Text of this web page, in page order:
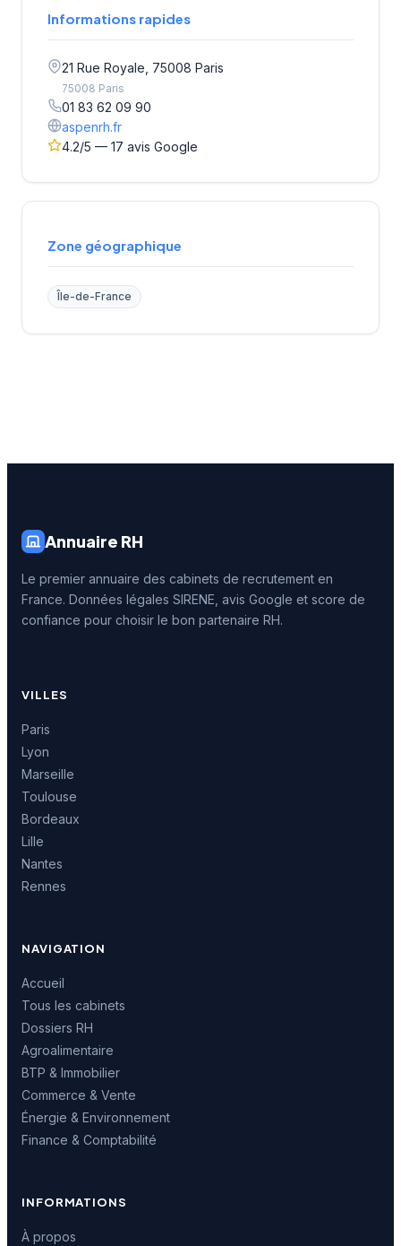
Informations rapides
21 Rue Royale, 75008 Paris
75008 Paris
01 83 62 09 90
aspenrh.fr
4.2/5 — 17 avis Google
Zone géographique
Île-de-France
Annuaire RH
Le premier annuaire des cabinets de recrutement en
France. Données légales SIRENE, avis Google et score de
confiance pour choisir le bon partenaire RH.
VILLES
Paris
Lyon
Marseille
Toulouse
Bordeaux
Lille
Nantes
Rennes
NAVIGATION
Accueil
Tous les cabinets
Dossiers RH
Agroalimentaire
BTP & Immobilier
Commerce & Vente
Énergie & Environnement
Finance & Comptabilité
INFORMATIONS
À propos